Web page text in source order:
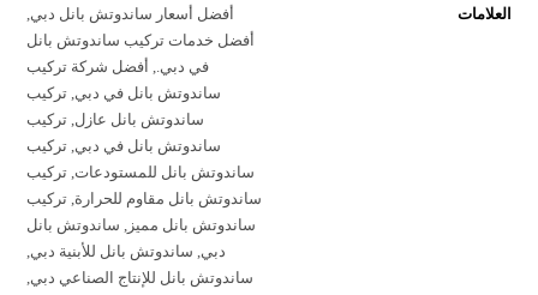
العلامات أفضل أسعار ساندوتش بانل دبي,
أفضل خدمات تركيب ساندوتش بانل
في دبي., أفضل شركة تركيب
ساندوتش بانل في دبي, تركيب
ساندوتش بانل عازل, تركيب
ساندوتش بانل في دبي, تركيب
ساندوتش بانل للمستودعات, تركيب
ساندوتش بانل مقاوم للحرارة, تركيب
ساندوتش بانل مميز , ساندوتش بانل
دبي, ساندوتش بانل للأبنية دبي,
ساندوتش بانل للإنتاج الصناعي دبي,